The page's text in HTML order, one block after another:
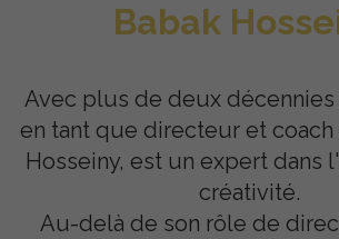
Babak
Avec plus de deux
en tant que directeur et coach
Hosseiny, est un expert dans
créativité.
Au-delà de son rôle de